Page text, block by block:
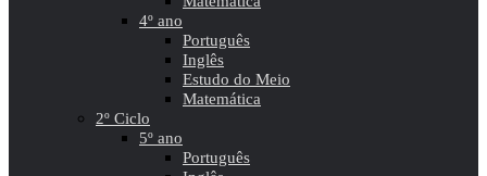
4º ano
Português
Inglês
Estudo do Meio
Matemática
2º Ciclo
5º ano
Português